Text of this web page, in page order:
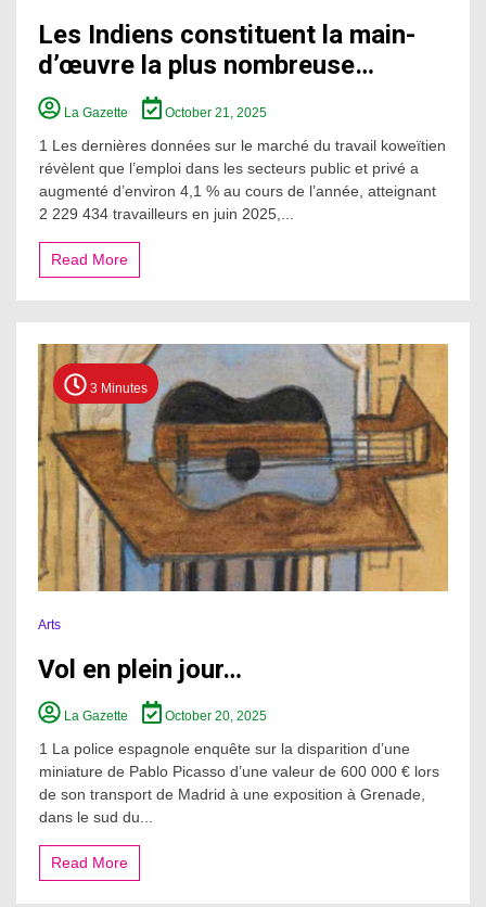
Les Indiens constituent la main-
d’œuvre la plus nombreuse…
La Gazette October 21, 2025
1 Les dernières données sur le marché du travail koweïtien
révèlent que l’emploi dans les secteurs public et privé a
augmenté d’environ 4,1 % au cours de l’année, atteignant
2 229 434 travailleurs en juin 2025,...
Read More
3 Minutes
Arts
Vol en plein jour…
La Gazette October 20, 2025
1 La police espagnole enquête sur la disparition d’une
miniature de Pablo Picasso d’une valeur de 600 000 € lors
de son transport de Madrid à une exposition à Grenade,
dans le sud du...
Read More